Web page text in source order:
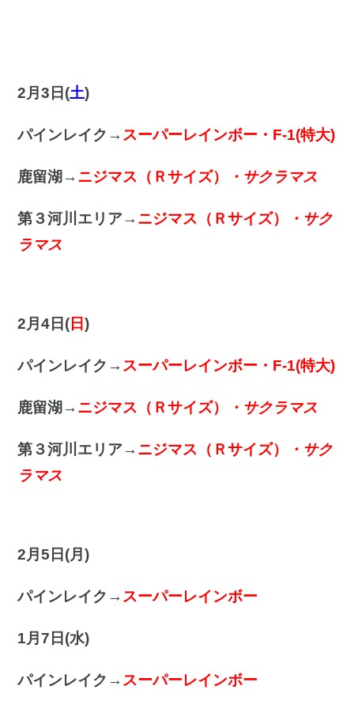
2月3日(土)
パインレイク→ スーパーレインボー・F-1(特大)
鹿留湖→ ニジマス（Ｒサイズ） ・サクラマス
第３河川エリア→ ニジマス（Ｒサイズ）
・サク
ラマス
2月4日( 日)
パインレイク→ スーパーレインボー・F-1(特大)
鹿留湖→ ニジマス（Ｒサイズ） ・サクラマス
第３河川エリア→ ニジマス（Ｒサイズ）
・サク
ラマス
2月5日(月)
パインレイク→ スーパーレインボー
1月7日(水)
パインレイク→ スーパーレインボー